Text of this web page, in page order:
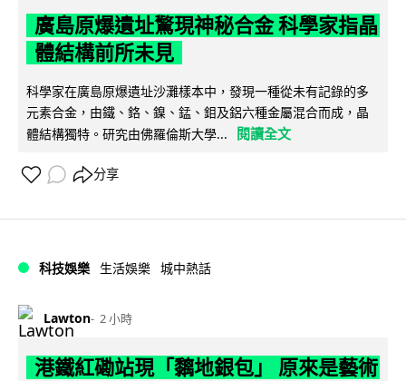
廣島原爆遺址驚現神秘合金 科學家指晶
體結構前所未見
科學家在廣島原爆遺址沙灘樣本中，發現一種從未有記錄的多
元素合金，由鐵、鉻、鎳、錳、鉬及鋁六種金屬混合而成，晶
體結構獨特。研究由佛羅倫斯大學...
閱讀全文
分享
科技娛樂 生活娛樂 城中熱話
Lawton 2 小時
港鐵紅磡站現「黐地銀包」 原來是藝術